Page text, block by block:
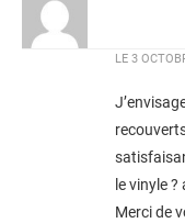
LE 3
le vinyle
Merci de